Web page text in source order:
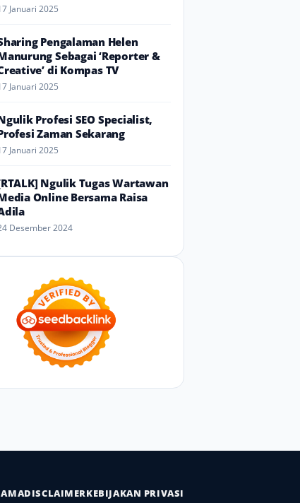
Januari 2025
Pengalaman Helen
Sebagai ‘Reporter &
di Kompas TV
Januari 2025
Profesi SEO Specialist,
Zaman Sekarang
Januari 2025
Ngulik Tugas Wartawan
Online Bersama Raisa
Desember 2024
DISCLAIMERKEBIJAKAN PRIVASI